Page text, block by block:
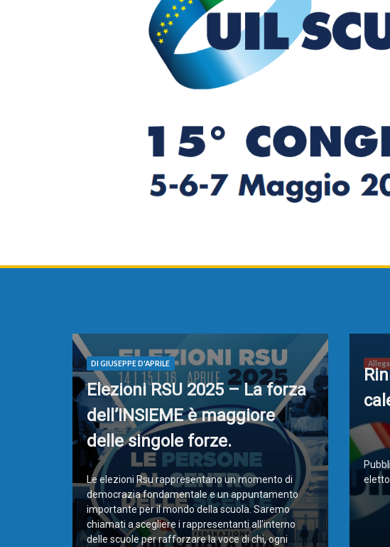
Comunicati stampa
Dirigenti scolastici
DI GIUSEPPE D'APRILE
Elezioni RSU 2025 – La forza
dell’INSIEME è maggiore
delle singole forze.
Le elezioni Rsu rappresentano un momento di
democrazia fondamentale e un appuntamento
importante per il mondo della scuola. Saremo
chiamati a scegliere i rappresentanti all’interno
delle scuole per rafforzare la voce di chi, ogni